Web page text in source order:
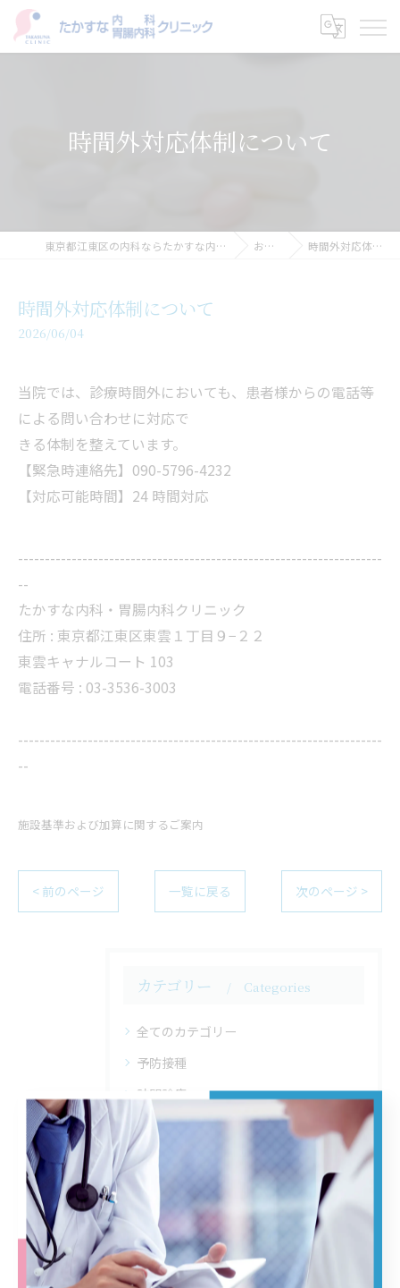
時間外対応体制について
東京都江東区の内科ならたかすな内科・胃腸内科クリニック お知らせ 時間外対応体制について
時間外対応体制について
2026/06/04
当院では、診療時間外においても、患者様からの電話等
による問い合わせに対応で
きる体制を整えています。
【緊急時連絡先】090-5796-4232
【対応可能時間】24 時間対応
--------------------------------------------------------------------
--
たかすな内科・胃腸内科クリニック
住所 : 東京都江東区東雲１丁目９−２２
東雲キャナルコート 103
電話番号 : 03-3536-3003
--------------------------------------------------------------------
--
施設基準および加算に関するご案内
< 前のページ 一覧に戻る 次のページ >
カテゴリー Categories
全てのカテゴリー
予防接種
訪問診療
内視鏡
エコー
大腸カメラ
施設基準および加算に関するご案内